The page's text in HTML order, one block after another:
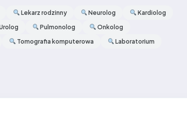
Lekarz rodzinny Neurolog
Kardiolog
Pulmonolog
Onkolog
Tomografia komputerowa
Laboratorium